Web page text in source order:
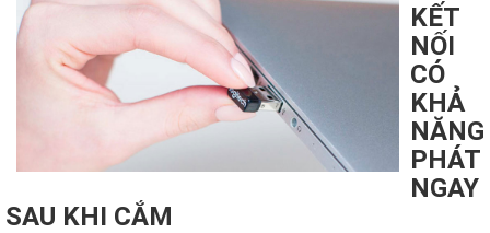
KẾT
NỐI
CÓ
KHẢ
NĂNG
PHÁT
NGAY
SAU KHI CẮM